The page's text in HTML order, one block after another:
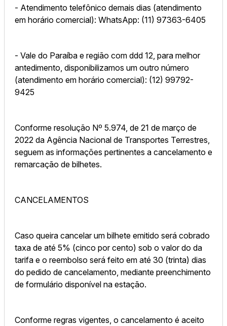
- Atendimento telefônico demais dias (atendimento
em horário comercial): WhatsApp: (11) 97363-6405
- Vale do Paraíba e região com ddd 12, para melhor
antedimento, disponibilizamos um outro número
(atendimento em horário comercial): (12) 99792-
9425
Conforme resolução Nº 5.974, de 21 de março de
2022 da Agência Nacional de Transportes Terrestres,
seguem as informações pertinentes a cancelamento e
remarcação de bilhetes.
CANCELAMENTOS
Caso queira cancelar um bilhete emitido será cobrado
taxa de até 5% (cinco por cento) sob o valor do da
tarifa e o reembolso será feito em até 30 (trinta) dias
do pedido de cancelamento, mediante preenchimento
de formulário disponível na estação.
Conforme regras vigentes, o cancelamento é aceito